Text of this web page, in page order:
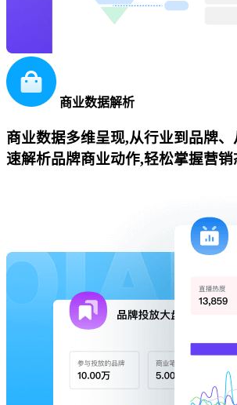
商业数据解析
商业数据多维呈现,从行业到品牌
速解析品牌商业动作,轻松掌握营销